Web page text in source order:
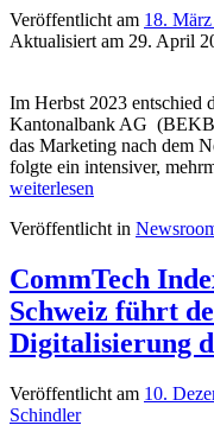
Veröffentlicht am 18.
Aktualisiert am 29. April
Im Herbst 2023 entschied
Kantonalbank AG
das Marketing nach dem
folgte ein intensiver,
weiterlesen
Veröffentlicht in
CommTech
Schweiz führt
Digitalisierung
Veröffentlicht am 10.
Schindler